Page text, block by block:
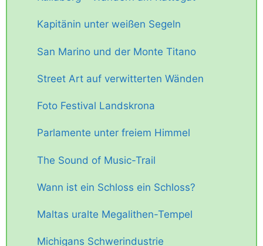
Kapitänin unter weißen Segeln
San Marino und der Monte Titano
Street Art auf verwitterten Wänden
Foto Festival Landskrona
Parlamente unter freiem Himmel
The Sound of Music-Trail
Wann ist ein Schloss ein Schloss?
Maltas uralte Megalithen-Tempel
Michigans Schwerindustrie